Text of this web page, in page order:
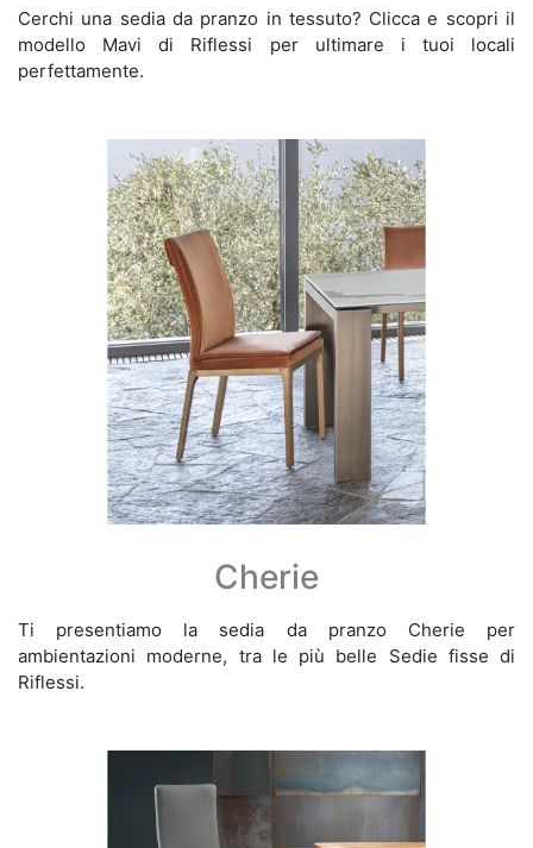
Cerchi una sedia da pranzo in tessuto? Clicca e scopri il
modello Mavi di Riflessi per ultimare i tuoi locali
perfettamente.
Cherie
Ti presentiamo la sedia da pranzo Cherie per
ambientazioni moderne, tra le più belle Sedie fisse di
Riflessi.